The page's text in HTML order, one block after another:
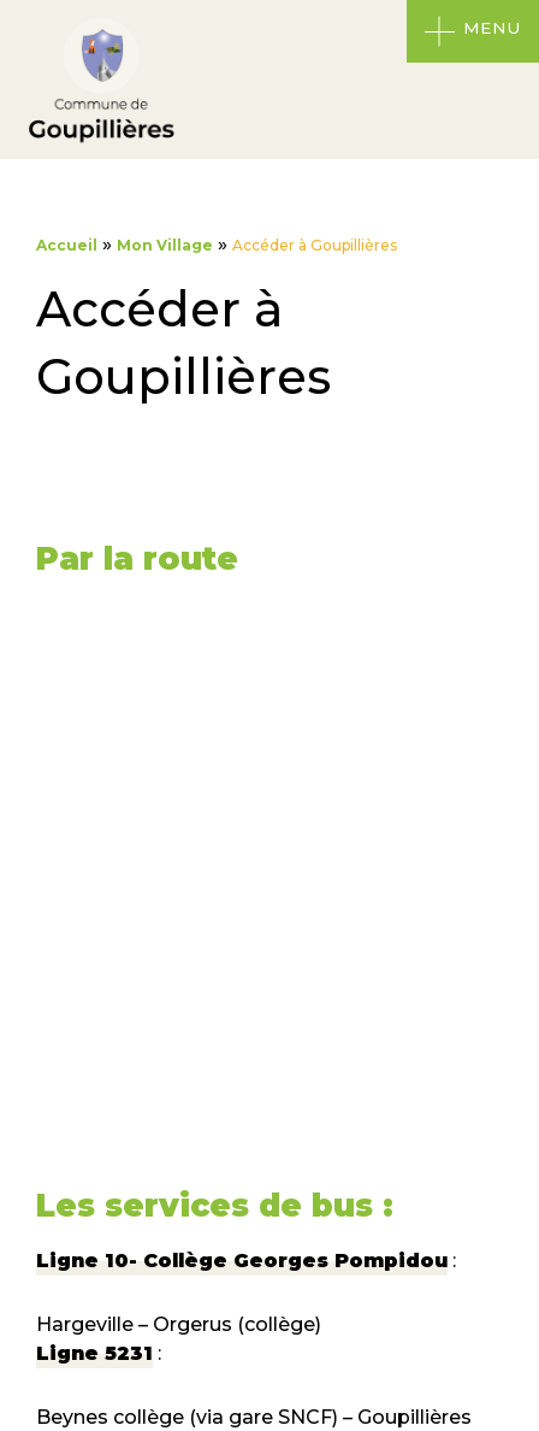
MENU
Accueil » Mon Village » Accéder à Goupillières
Accéder à
Goupillières
Par la route
Les services de bus :
Ligne 10- Collège Georges Pompidou :
Hargeville – Orgerus (collège)
Ligne 5231 :
Beynes collège (via gare SNCF) – Goupillières